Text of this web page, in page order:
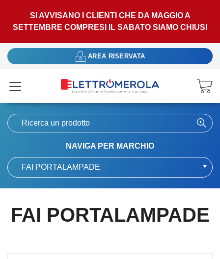
SI AVVISANO I CLIENTI CHE DA MAGGIO A
SETTEMBRE COMPRESI IL SABATO SIAMO CHIUSI
AREA RISERVATA
NAVIGA PER MARCHIO
FAI PORTALAMPADE
FAI PORTALAMPADE